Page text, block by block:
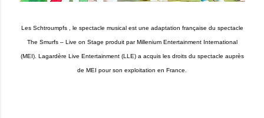
Les Schtroumpfs , le spectacle musical est une adaptation française du spectacle
The Smurfs – Live on Stage produit par Millenium Entertainment International
(MEI). Lagardère Live Entertainment (LLE) a acquis les droits du spectacle auprès
de MEI pour son exploitation en France.